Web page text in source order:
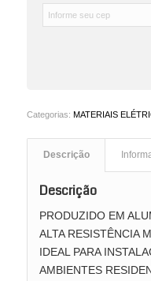
Categorias: MATERIAIS
Descrição
Descrição
PRODUZIDO EM
ALTA RESISTÊNCIA
IDEAL PARA
AMBIENTES